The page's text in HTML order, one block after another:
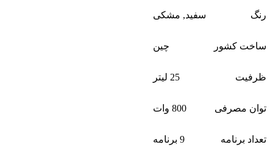
رنگ سفید, مشکی
ساخت کشور چین
ظرفیت 25 لیتر
توان مصرفی 800 وات
تعداد برنامه 9 برنامه